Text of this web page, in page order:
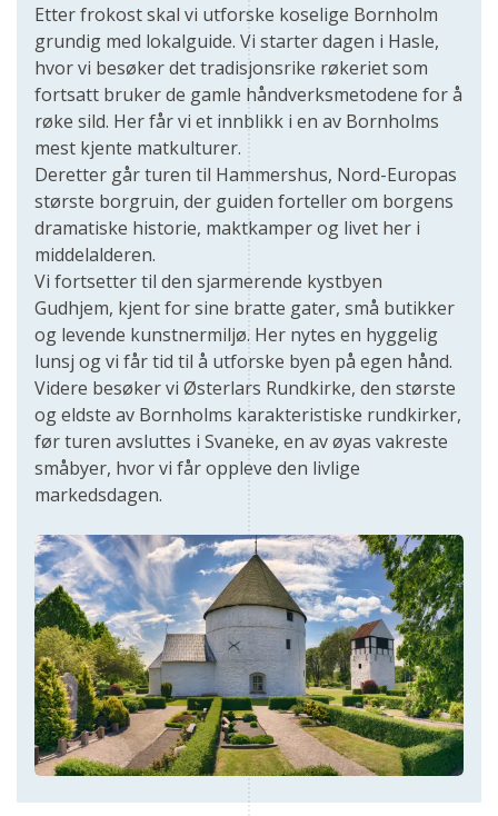
Etter frokost skal vi utforske koselige Bornholm
grundig med lokalguide. Vi starter dagen i Hasle,
hvor vi besøker det tradisjonsrike røkeriet som
fortsatt bruker de gamle håndverksmetodene for å
røke sild. Her får vi et innblikk i en av Bornholms
mest kjente matkulturer.
Deretter går turen til Hammershus, Nord-Europas
største borgruin, der guiden forteller om borgens
dramatiske historie, maktkamper og livet her i
middelalderen.
Vi fortsetter til den sjarmerende kystbyen
Gudhjem, kjent for sine bratte gater, små butikker
og levende kunstnermiljø. Her nytes en hyggelig
lunsj og vi får tid til å utforske byen på egen hånd.
Videre besøker vi Østerlars Rundkirke, den største
og eldste av Bornholms karakteristiske rundkirker,
før turen avsluttes i Svaneke, en av øyas vakreste
småbyer, hvor vi får oppleve den livlige
markedsdagen.